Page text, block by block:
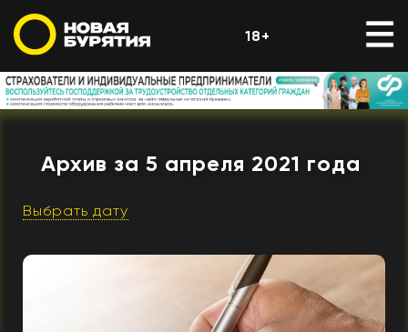
18+
Архив за 5 апреля 2021 года
Выбрать дату